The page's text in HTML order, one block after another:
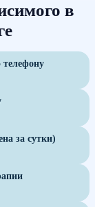
в
телефону
за сутки)